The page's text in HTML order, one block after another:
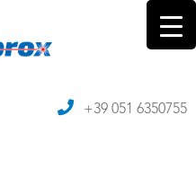
+39 051 6350755